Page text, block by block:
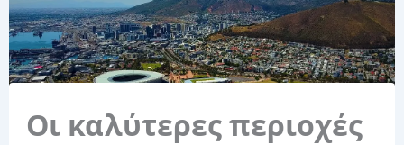
Οι καλύτερες περιοχές